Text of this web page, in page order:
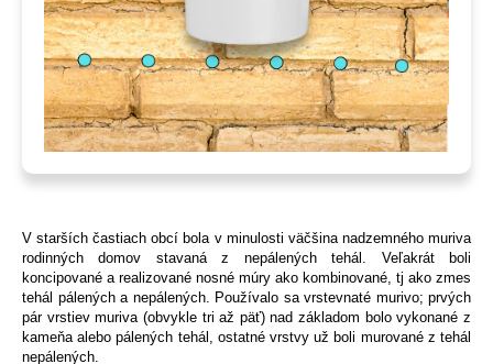
V starších častiach obcí bola v minulosti väčšina nadzemného muriva
rodinných domov stavaná z nepálených tehál. Veľakrát boli
koncipované a realizované nosné múry ako kombinované, tj ako zmes
tehál pálených a nepálených. Používalo sa vrstevnaté murivo; prvých
pár vrstiev muriva (obvykle tri až päť) nad základom bolo vykonané z
kameňa alebo pálených tehál, ostatné vrstvy už boli murované z tehál
nepálených.